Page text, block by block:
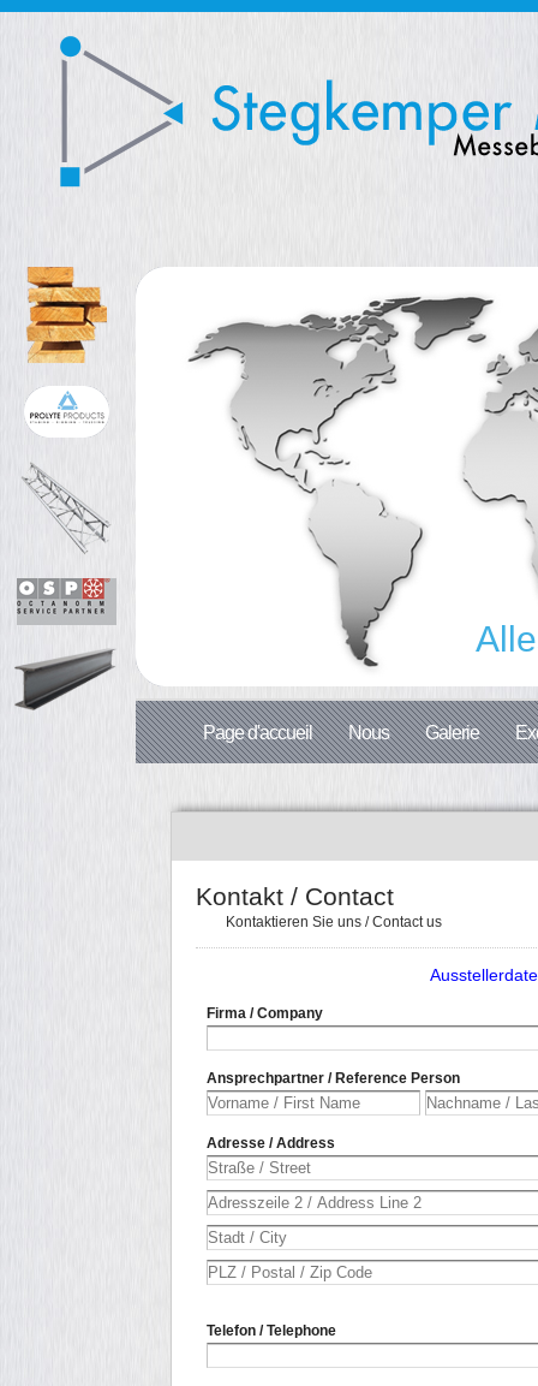
Page d'accueil Nous Galerie
Kontakt / Contact
Kontaktieren Sie uns / Contact us
Firma / Company
Ansprechpartner / Reference Person
Adresse / Address
Telefon / Telephone